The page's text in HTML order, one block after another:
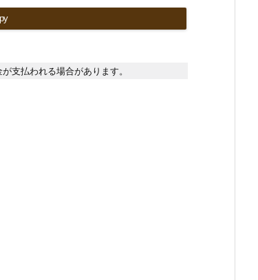
支払われる場合があります。